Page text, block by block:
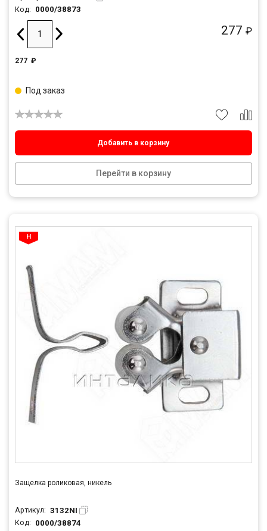
Код: 0000/38873
277 ₽
277 ₽
Добавить в корзину
Перейти в корзину
Под заказ
Защелка роликовая, никель
Артикул: 3132NI
Код: 0000/38874